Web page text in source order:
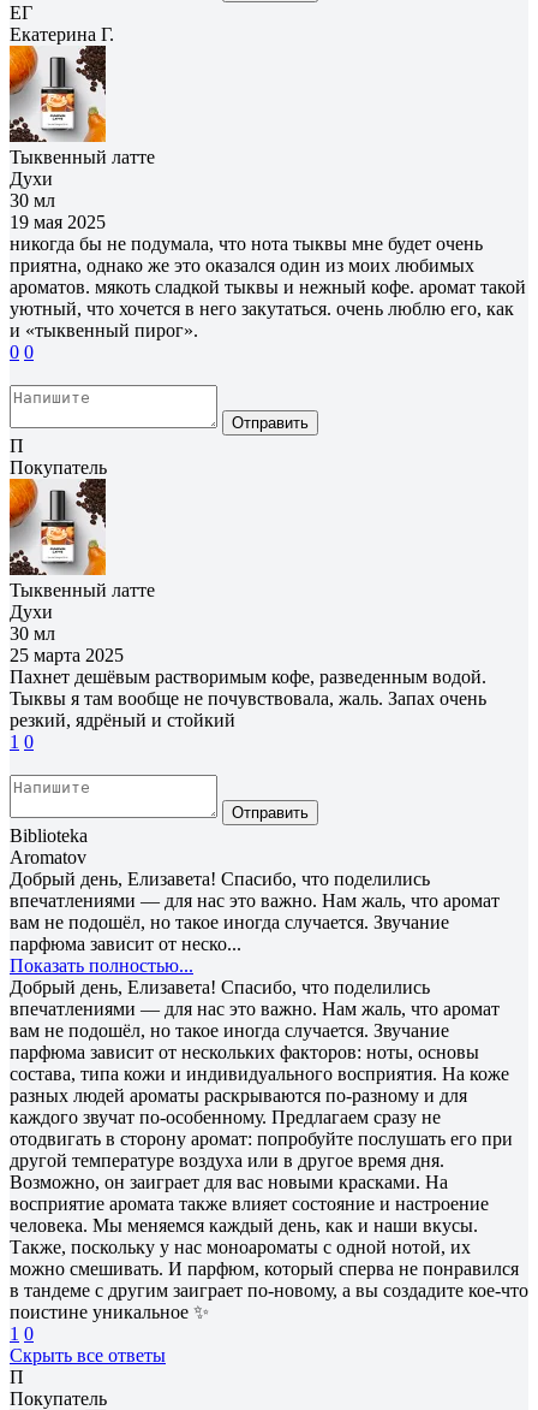
ЕГ
Екатерина Г.
Тыквенный латте
Духи
30 мл
19 мая 2025
никогда бы не подумала, что нота тыквы мне будет очень
приятна, однако же это оказался один из моих любимых
ароматов. мякоть сладкой тыквы и нежный кофе. аромат такой
уютный, что хочется в него закутаться. очень люблю его, как
и «тыквенный пирог».
0 0
Отправить
П
Покупатель
Тыквенный латте
Духи
30 мл
25 марта 2025
Пахнет дешёвым растворимым кофе, разведенным водой.
Тыквы я там вообще не почувствовала, жаль. Запах очень
резкий, ядрёный и стойкий
1 0
Отправить
Biblioteka
Aromatov
Добрый день, Елизавета! Спасибо, что поделились
впечатлениями — для нас это важно. Нам жаль, что аромат
вам не подошёл, но такое иногда случается. Звучание
парфюма зависит от неско...
Показать полностью...
Добрый день, Елизавета! Спасибо, что поделились
впечатлениями — для нас это важно. Нам жаль, что аромат
вам не подошёл, но такое иногда случается. Звучание
парфюма зависит от нескольких факторов: ноты, основы
состава, типа кожи и индивидуального восприятия. На коже
разных людей ароматы раскрываются по-разному и для
каждого звучат по-особенному. Предлагаем сразу не
отодвигать в сторону аромат: попробуйте послушать его при
другой температуре воздуха или в другое время дня.
Возможно, он заиграет для вас новыми красками. На
восприятие аромата также влияет состояние и настроение
человека. Мы меняемся каждый день, как и наши вкусы.
Также, поскольку у нас моноароматы с одной нотой, их
можно смешивать. И парфюм, который сперва не понравился
в тандеме с другим заиграет по-новому, а вы создадите кое-что
поистине уникальное ✨
1 0
Скрыть все ответы
П
Покупатель